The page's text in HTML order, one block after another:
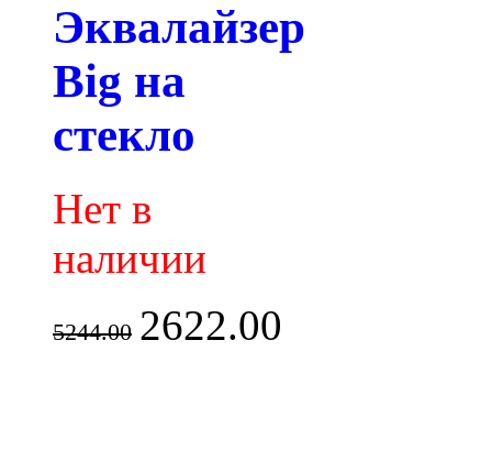
Эквалайзер
Big на
стекло
Нет в
наличии
5244.00 2622.00